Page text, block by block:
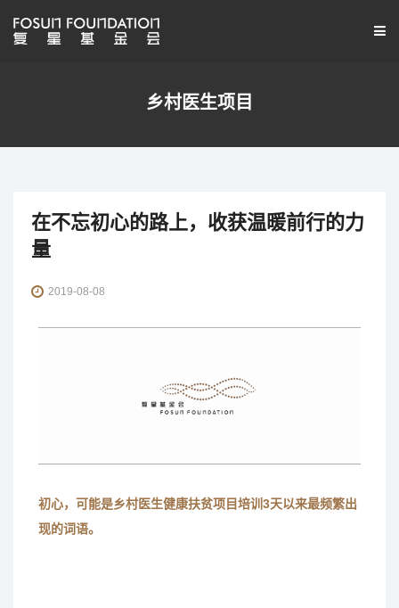
乡村医生项目
在不忘初心的路上，收获温暖前行的力
量
2019-08-08
初心，可能是乡村医生健康扶贫项目培训3天以来最频繁出
现的词语。